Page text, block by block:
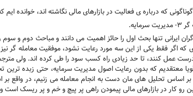
که درباره ی فعالیت در بازارهای مالی نگاشته اند، خوانده
گران ایرانی تنها بحث اول را حائز اهمیت می دانند و مباحث
اگر فقط یکی از این سه مورد رعایت نشود، موفقیت معامله گر نیز
درست عمل کنند، تا حد زیادی راه کسب سود را طی کرده اند. ولی
معتقدیم که بدون رعایت اصول مدیریت سرمایه، حتی زبده ترین
اساس تحلیل های مان دست به انجام معامله می زنیم، در واقع
رو کار در بازارهای مالی پیمودن راهی پر پیچ و خم و پر ریسک است